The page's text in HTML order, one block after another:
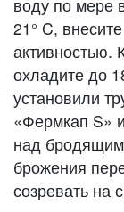
воду по мере
21° C,
активностью.
охладите до
установили
«Фермкап S»
над
брожения
созревать на